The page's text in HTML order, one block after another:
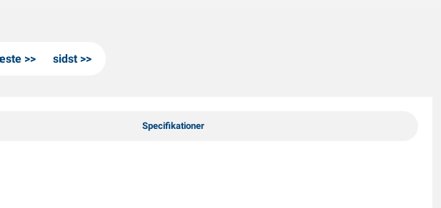
sidst
Specifikationer